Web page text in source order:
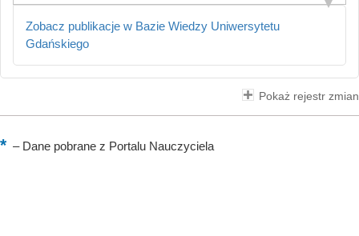
Zobacz publikacje w Bazie Wiedzy Uniwersytetu
Gdańskiego
Pokaż rejestr zmian
–Dane pobrane z Portalu Nauczyciela